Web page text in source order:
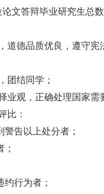
文答辩毕业研究生总数
道德品质优良，遵守宪
团结同学；
业观，正确处理国家
比：
警告以上处分者；
约行为者；